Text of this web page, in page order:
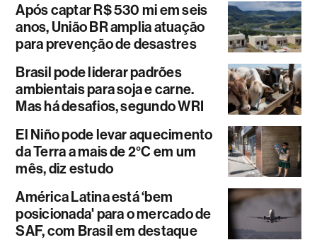
Após captar R$ 530 mi em seis
anos, União BR amplia atuação
para prevenção de desastres
Brasil pode liderar padrões
ambientais para soja e carne.
Mas há desafios, segundo WRI
El Niño pode levar aquecimento
da Terra a mais de 2°C em um
mês, diz estudo
América Latina está ‘bem
posicionada' para o mercado de
SAF, com Brasil em destaque